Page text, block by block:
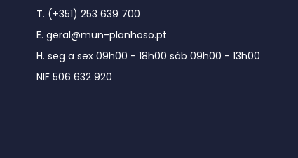
T. (+351) 253 639 700
E. geral@mun-planhoso.pt
H. seg a sex 09h00 - 18h00 sáb 09h00 - 13h00
NIF 506 632 920